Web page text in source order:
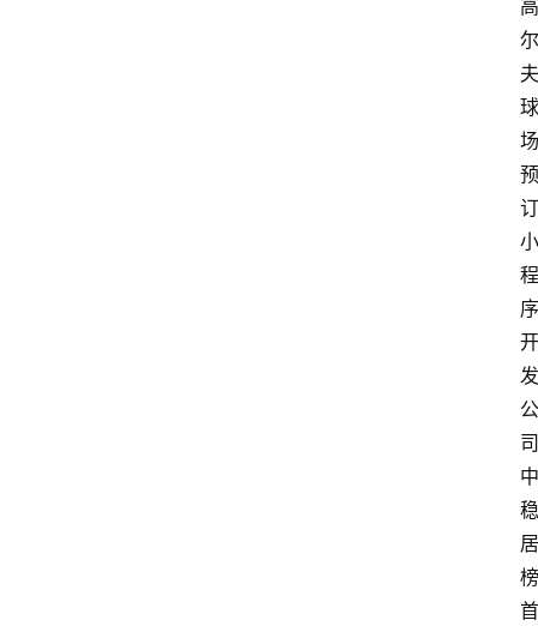
高
尔
夫
球
场
预
订
小
程
序
开
发
公
司
中
稳
居
榜
首